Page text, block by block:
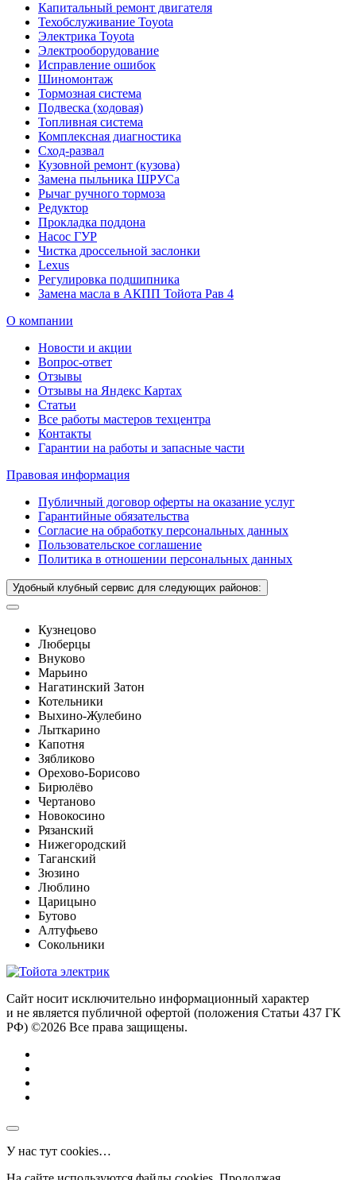
Капитальный ремонт двигателя
Техобслуживание Toyota
Электрика Toyota
Электрооборудование
Исправление ошибок
Шиномонтаж
Тормозная система
Подвеска (ходовая)
Топливная система
Комплексная диагностика
Сход-развал
Кузовной ремонт (кузова)
Замена пыльника ШРУСа
Рычаг ручного тормоза
Редуктор
Прокладка поддона
Насос ГУР
Чистка дроссельной заслонки
Lexus
Регулировка подшипника
Замена масла в АКПП Тойота Рав 4
О компании
Новости и акции
Вопрос-ответ
Отзывы
Отзывы на Яндекс Картах
Статьи
Все работы мастеров техцентра
Контакты
Гарантии на работы и запасные части
Правовая информация
Публичный договор оферты на оказание услуг
Гарантийные обязательства
Согласие на обработку персональных данных
Пользовательское соглашение
Политика в отношении персональных данных
Удобный клубный сервис для следующих районов:
Кузнецово
Люберцы
Внуково
Марьино
Нагатинский Затон
Котельники
Выхино-Жулебино
Лыткарино
Капотня
Зябликово
Орехово-Борисово
Бирюлёво
Чертаново
Новокосино
Рязанский
Нижегородский
Таганский
Зюзино
Люблино
Царицыно
Бутово
Алтуфьево
Сокольники
Сайт носит исключительно информационный характер
и не является публичной офертой (положения Статьи 437 ГК
РФ) ©2026 Все права защищены.
У нас тут cookies…